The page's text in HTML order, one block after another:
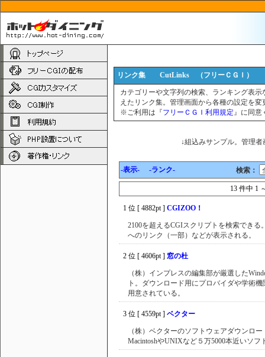
リンク集 CutLinks （フリーＣＧＩ）
カテゴリーや文字列の検索、ランキング表示
えたリンク集。管理画面から各種の設定を変
※ご利用は『フリーＣＧＩ利用規定』に同意
↓組込みサンプル。管理
-表示- -ランク- 検索：
13 件中 1
1 位 [ 4882pt ] CGIZOO！
2100を超えるCGIスクリプトを検索でき
へのリンク（一部）などが表示される。
2 位 [ 4606pt ] 窓の杜
（株）インプレスの編集部が厳選した
ト。ダウンロード用にプロバイダや学術
用意されている。
3 位 [ 4559pt ] ベクター
（株）ベクターのソフトウェアダウンロ
MacintoshやUNIXなど５万5000本近いソ